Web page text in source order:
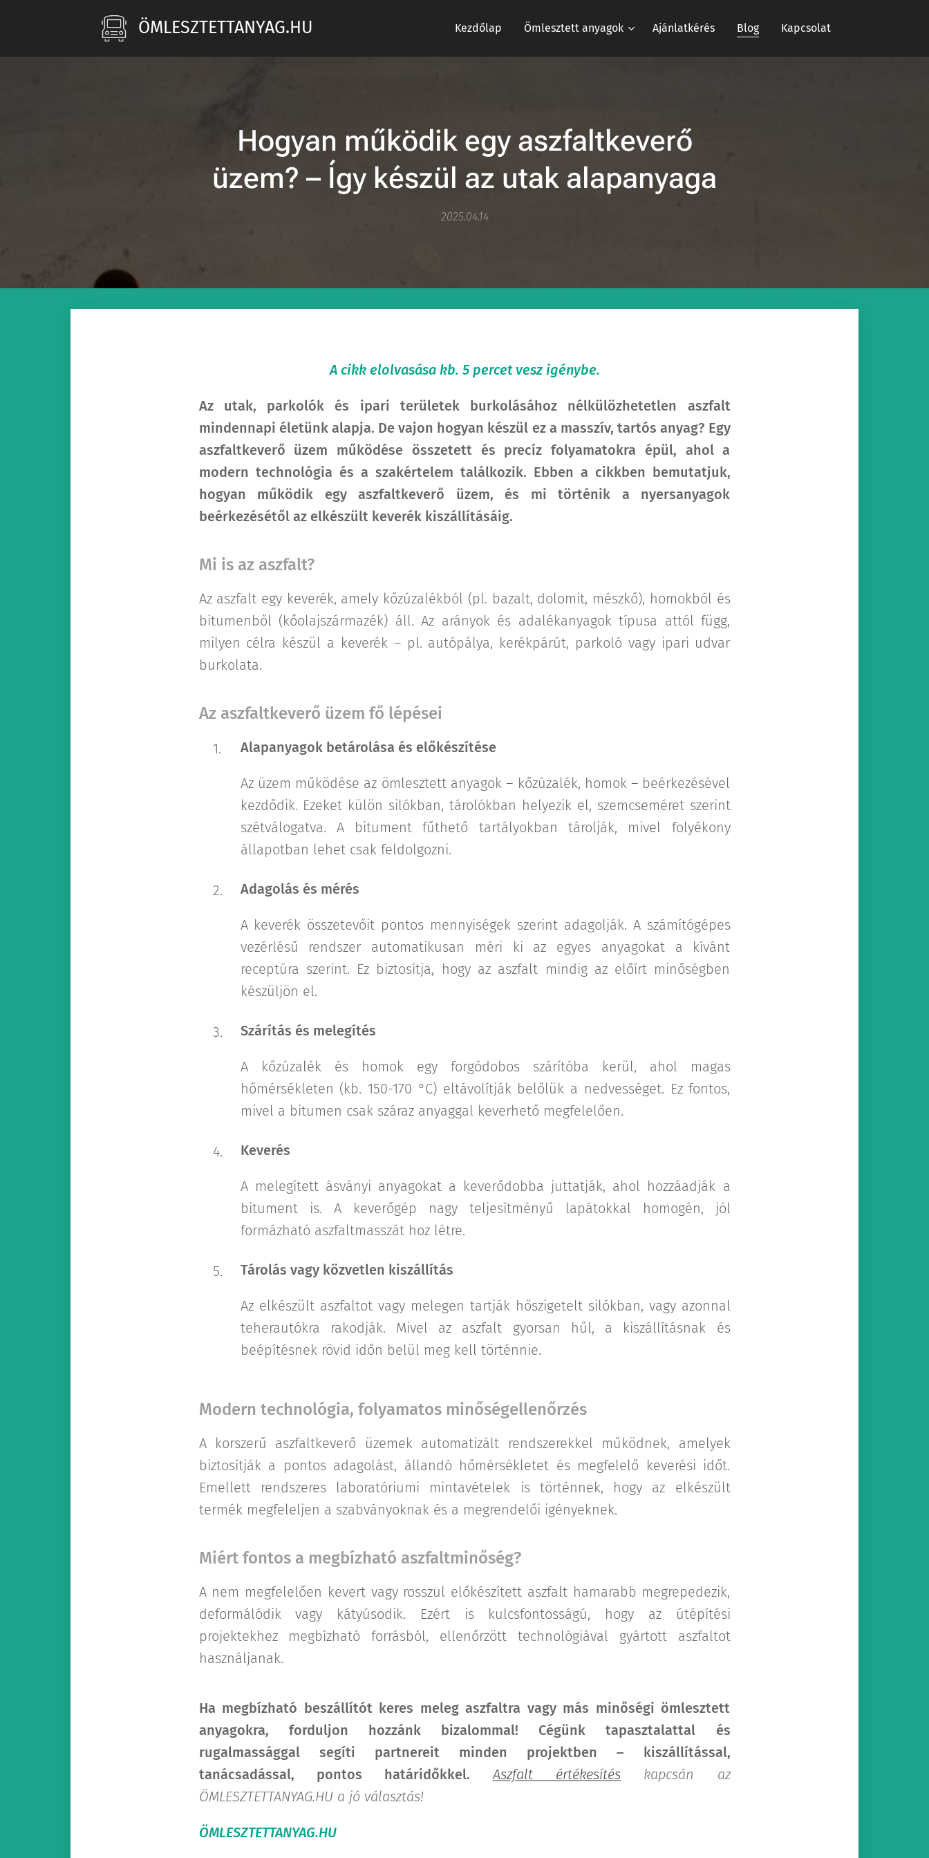
ÖMLESZTETTANYAG.HU Kezdőlap Ömlesztett anyagok Ajánlatkérés Blog Kapcsolat
Hogyan működik egy aszfaltkeverő
üzem? – Így készül az utak alapanyaga
2025.04.14
A cikk elolvasása kb. 5 percet vesz igénybe.
Az utak, parkolók és ipari területek burkolásához nélkülözhetetlen aszfalt
mindennapi életünk alapja. De vajon hogyan készül ez a masszív, tartós anyag? Egy
aszfaltkeverő üzem működése összetett és precíz folyamatokra épül, ahol a
modern technológia és a szakértelem találkozik. Ebben a cikkben bemutatjuk,
hogyan működik egy aszfaltkeverő üzem, és mi történik a nyersanyagok
beérkezésétől az elkészült keverék kiszállításáig.
Mi is az aszfalt?
Az aszfalt egy keverék, amely kőzúzalékból (pl. bazalt, dolomit, mészkő), homokból és
bitumenből (kőolajszármazék) áll. Az arányok és adalékanyagok típusa attól függ,
milyen célra készül a keverék – pl. autópálya, kerékpárút, parkoló vagy ipari udvar
burkolata.
Az aszfaltkeverő üzem fő lépései
Alapanyagok betárolása és előkészítése
Az üzem működése az ömlesztett anyagok – kőzúzalék, homok – beérkezésével
kezdődik. Ezeket külön silókban, tárolókban helyezik el, szemcseméret szerint
szétválogatva. A bitument fűthető tartályokban tárolják, mivel folyékony
állapotban lehet csak feldolgozni.
Adagolás és mérés
A keverék összetevőit pontos mennyiségek szerint adagolják. A számítógépes
vezérlésű rendszer automatikusan méri ki az egyes anyagokat a kívánt
receptúra szerint. Ez biztosítja, hogy az aszfalt mindig az előírt minőségben
készüljön el.
Szárítás és melegítés
A kőzúzalék és homok egy forgódobos szárítóba kerül, ahol magas
hőmérsékleten (kb. 150-170 °C) eltávolítják belőlük a nedvességet. Ez fontos,
mivel a bitumen csak száraz anyaggal keverhető megfelelően.
Keverés
A melegített ásványi anyagokat a keverődobba juttatják, ahol hozzáadják a
bitument is. A keverőgép nagy teljesítményű lapátokkal homogén, jól
formázható aszfaltmasszát hoz létre.
Tárolás vagy közvetlen kiszállítás
Az elkészült aszfaltot vagy melegen tartják hőszigetelt silókban, vagy azonnal
teherautókra rakodják. Mivel az aszfalt gyorsan hűl, a kiszállításnak és
beépítésnek rövid időn belül meg kell történnie.
Modern technológia, folyamatos minőségellenőrzés
A korszerű aszfaltkeverő üzemek automatizált rendszerekkel működnek, amelyek
biztosítják a pontos adagolást, állandó hőmérsékletet és megfelelő keverési időt.
Emellett rendszeres laboratóriumi mintavételek is történnek, hogy az elkészült
termék megfeleljen a szabványoknak és a megrendelői igényeknek.
Miért fontos a megbízható aszfaltminőség?
A nem megfelelően kevert vagy rosszul előkészített aszfalt hamarabb megrepedezik,
deformálódik vagy kátyúsodik. Ezért is kulcsfontosságú, hogy az útépítési
projektekhez megbízható forrásból, ellenőrzött technológiával gyártott aszfaltot
használjanak.
Ha megbízható beszállítót keres meleg aszfaltra vagy más minőségi ömlesztett
anyagokra, forduljon hozzánk bizalommal! Cégünk tapasztalattal és
rugalmassággal segíti partnereit minden projektben – kiszállítással,
tanácsadással, pontos határidőkkel.Aszfalt értékesítéskapcsán az
ÖMLESZTETTANYAG.HU a jó választás!
ÖMLESZTETTANYAG.HU